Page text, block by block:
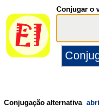
Conjugar o
Conjugação alternativa